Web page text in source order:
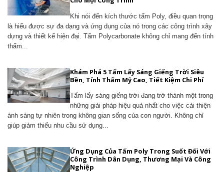
Khi nói đến kích thước tấm Poly, điều quan trọng
là hiểu được sự đa dạng và ứng dụng của nó trong các công trình xây
dựng và thiết kế hiện đại. Tấm Polycarbonate không chỉ mang đến tính
thẩm...
Khám Phá 5 Tấm Lấy Sáng Giếng Trời Siêu
Bền, Tính Thẩm Mỹ Cao, Tiết Kiệm Chi Phí
Tấm lấy sáng giếng trời đang trở thành một trong
những giải pháp hiệu quả nhất cho việc cải thiện
ánh sáng tự nhiên trong không gian sống của con người. Không chỉ
giúp giảm thiểu nhu cầu sử dụng...
Ứng Dụng Của Tấm Poly Trong Suốt Đối Với
Công Trình Dân Dụng, Thương Mại Và Công
Nghiệp